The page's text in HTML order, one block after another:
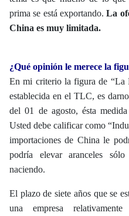
prima se está exportando.La
China es muy limitada.
¿Qué opinión le merece la
En mi criterio la figura de “La
establecida en el TLC, es
del 01 de agosto, ésta
Usted debe calificar como
importaciones de China le
podría elevar aranceles
naciendo.
El plazo de siete años que se
una empresa